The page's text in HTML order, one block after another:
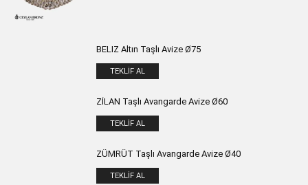
BELIZ Altın Taşlı Avize Ø75
TEKLIF AL
ZİLAN Taşlı Avangarde Avize Ø60
TEKLIF AL
ZÜMRÜT Taşlı Avangarde Avize Ø40
TEKLIF AL